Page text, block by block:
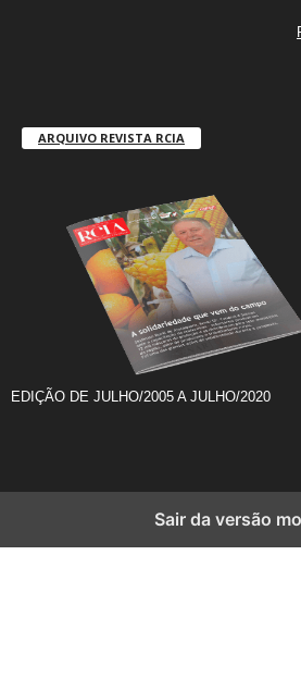
ARQUIVO REVISTA RCIA
EDIÇÃO DE JULHO/2005 A JULHO/2020
Sair da versão